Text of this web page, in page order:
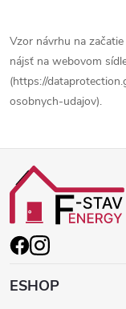
Vzor návrhu na
nájsť na webovom
(https://
osobnych-udajov).
á
p
äESHOP